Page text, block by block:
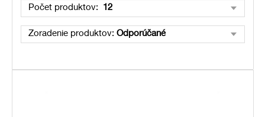
Počet produktov: 12
Zoradenie produktov: Odporúčané